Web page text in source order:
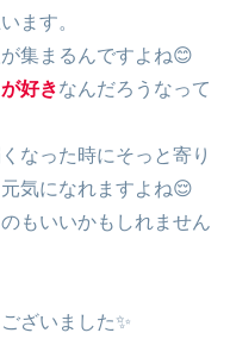
ます。
集まるんですよね😊
好きなんだろうなって
なった時にそっと寄り
気になれますよね😌
もいいかもしれません
ざいました✨